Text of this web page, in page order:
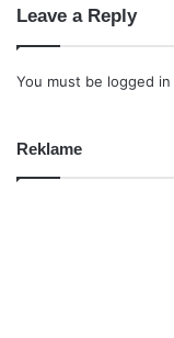
Leave a Reply
You must be logged in
Reklame